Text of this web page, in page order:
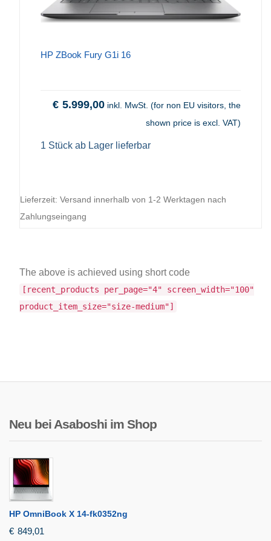
HP ZBook Fury G1i 16
€ 5.999,00 inkl. MwSt. (for non EU visitors, the
shown price is excl. VAT)
1 Stück ab Lager lieferbar
Lieferzeit: Versand innerhalb von 1-2 Werktagen nach
Zahlungseingang
The above is achieved using short code
[recent_products per_page="4" screen_width="100"
product_item_size="size-medium"]
Neu bei Asaboshi im Shop
HP OmniBook X 14-fk0352ng
€ 849,01